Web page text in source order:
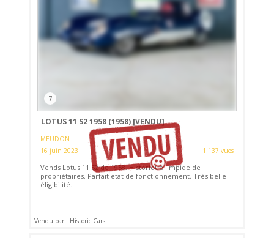
7
LOTUS 11 S2 1958 (1958) [VENDU]
MEUDON
16 juin 2023
1 137 vues
Vends Lotus 11 S2 de 1958. Historique limpide de
propriétaires. Parfait état de fonctionnement. Très belle
éligibilité.
Vendu par : Historic Cars